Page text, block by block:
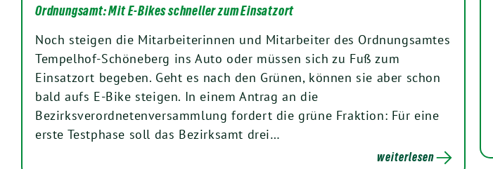
Ordnungsamt: Mit E-Bikes schneller zum Einsatzort
Noch steigen die Mitarbeiterinnen und Mitarbeiter des Ordnungsamtes
Tempelhof-Schöneberg ins Auto oder müssen sich zu Fuß zum
Einsatzort begeben. Geht es nach den Grünen, können sie aber schon
bald aufs E-Bike steigen. In einem Antrag an die
Bezirksverordnetenversammlung fordert die grüne Fraktion: Für eine
erste Testphase soll das Bezirksamt drei…
weiterlesen